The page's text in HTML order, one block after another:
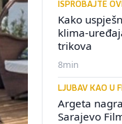
ISPROBAJTE
Kako
klima-
trikova
8min
LJUBAV KAO U
Argeta
Sarajevo